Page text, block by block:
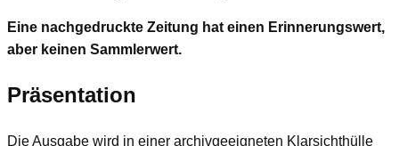
Eine nachgedruckte Zeitung hat einen Erinnerungswert,
aber keinen Sammlerwert.
Präsentation
Die Ausgabe wird in einer archivgeeigneten Klarsichthülle